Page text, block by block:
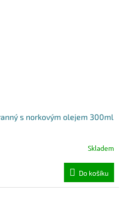
s norkovým olejem 300ml
Skladem
Do košíku